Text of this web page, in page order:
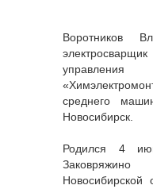
Воротников
среднего
Новосибирск.
Родился 4
Новосибирской